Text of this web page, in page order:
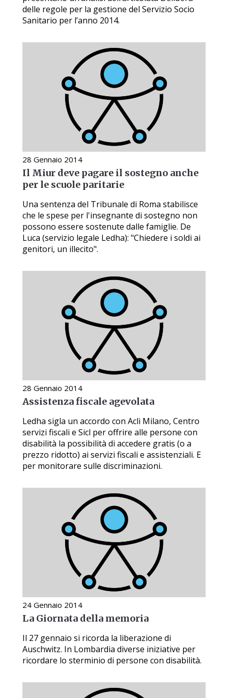
delle regole per la gestione del Servizio Socio
Sanitario per l’anno 2014.
28 Gennaio 2014
Il Miur deve pagare il sostegno anche
per le scuole paritarie
Una sentenza del Tribunale di Roma stabilisce
che le spese per l'insegnante di sostegno non
possono essere sostenute dalle famiglie. De
Luca (servizio legale Ledha): "Chiedere i soldi ai
genitori, un illecito".
28 Gennaio 2014
Assistenza fiscale agevolata
Ledha sigla un accordo con Acli Milano, Centro
servizi fiscali e Sicl per offrire alle persone con
disabilità la possibilità di accedere gratis (o a
prezzo ridotto) ai servizi fiscali e assistenziali. E
per monitorare sulle discriminazioni.
24 Gennaio 2014
La Giornata della memoria
Il 27 gennaio si ricorda la liberazione di
Auschwitz. In Lombardia diverse iniziative per
ricordare lo sterminio di persone con disabilità.